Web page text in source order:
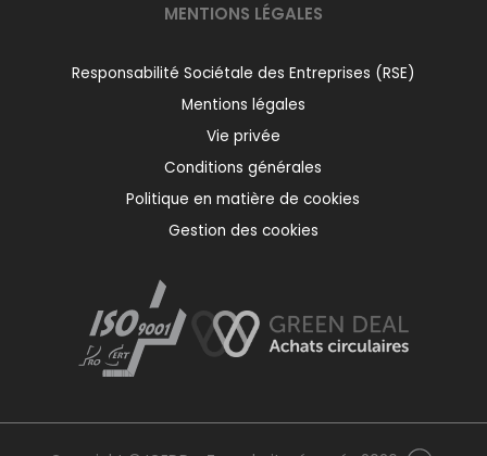
MENTIONS LÉGALES
Responsabilité Sociétale des Entreprises (RSE)
Mentions légales
Vie privée
Conditions générales
Politique en matière de cookies
Gestion des cookies